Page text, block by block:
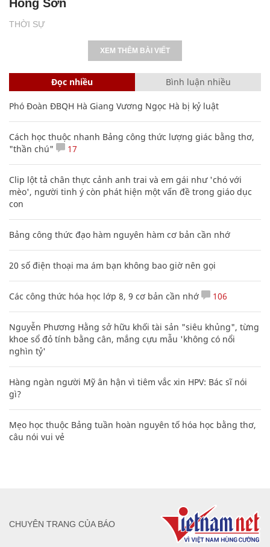
THỜI SỰ
Hồng Sơn
XEM THÊM BÀI VIẾT
Đọc nhiều Bình luận nhiều
Phó Đoàn ĐBQH Hà Giang Vương Ngọc Hà bị kỷ luật
Cách học thuộc nhanh Bảng công thức lượng giác bằng thơ,
"thần chú"
17
Clip lột tả chân thực cảnh anh trai và em gái như 'chó với
mèo', người tinh ý còn phát hiện một vấn đề trong giáo dục
con
Bảng công thức đạo hàm nguyên hàm cơ bản cần nhớ
20 số điện thoại ma ám bạn không bao giờ nên gọi
Các công thức hóa học lớp 8, 9 cơ bản cần nhớ 106
Nguyễn Phương Hằng sở hữu khối tài sản "siêu khủng", từng
khoe sổ đỏ tính bằng cân, mắng cựu mẫu 'không có nổi
nghìn tỷ'
Hàng ngàn người Mỹ ân hận vì tiêm vắc xin HPV: Bác sĩ nói
gì?
Mẹo học thuộc Bảng tuần hoàn nguyên tố hóa học bằng thơ,
câu nói vui vẻ
CHUYÊN TRANG CỦA BÁO